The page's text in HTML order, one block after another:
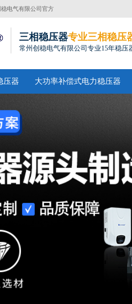
电气有限公司官方
三相稳压器专业三相稳压
常州创稳电气有限公司专业15年稳压
压器 大功率补偿式电力稳压器